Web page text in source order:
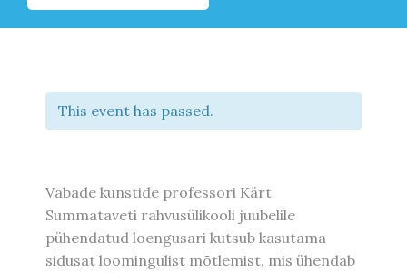
This event has passed.
Vabade kunstide professori Kärt
Summataveti rahvusülikooli juubelile
pühendatud loengusari kutsub kasutama
sidusat loomingulist mõtlemist, mis ühendab